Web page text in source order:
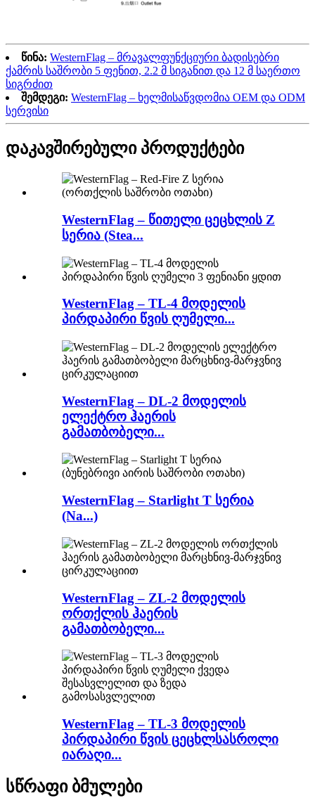
წინა: WesternFlag – მრავალფუნქციური ბადისებრი
ქამრის საშრობი 5 ფენით, 2.2 მ სიგანით და 12 მ საერთო
სიგრძით
შემდეგი: WesternFlag – ხელმისაწვდომია OEM და ODM
სერვისი
დაკავშირებული პროდუქტები
WesternFlag – წითელი ცეცხლის Z
სერია (Stea...
WesternFlag – TL-4 მოდელის
პირდაპირი წვის ღუმელი...
WesternFlag – DL-2 მოდელის
ელექტრო ჰაერის
გამათბობელი...
WesternFlag – Starlight T სერია
(Na...)
WesternFlag – ZL-2 მოდელის
ორთქლის ჰაერის
გამათბობელი...
WesternFlag – TL-3 მოდელის
პირდაპირი წვის ცეცხლსასროლი
იარაღი...
სწრაფი ბმულები